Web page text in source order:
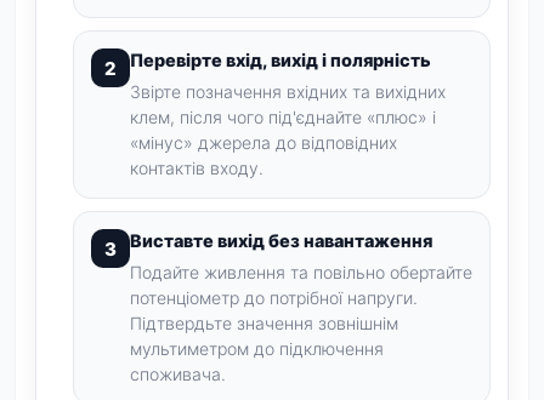
Перевірте вхід, вихід і полярність
Звірте позначення вхідних та вихідних
клем, після чого під'єднайте «плюс» і
«мінус» джерела до відповідних
контактів входу.
Виставте вихід без навантаження
Подайте живлення та повільно обертайте
потенціометр до потрібної напруги.
Підтвердьте значення зовнішнім
мультиметром до підключення
споживача.